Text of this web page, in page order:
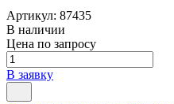
Артикул: 87435
В наличии
Цена по запросу
В заявку